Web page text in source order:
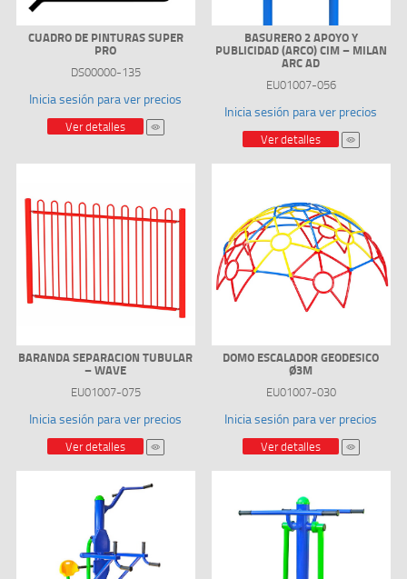
CUADRO DE PINTURAS SUPER
PRO
DS00000-135
Inicia sesión para ver precios
Ver detalles
BASURERO 2 APOYO Y
PUBLICIDAD (ARCO) CIM – MILAN
ARC AD
EU01007-056
Inicia sesión para ver precios
Ver detalles
BARANDA SEPARACION TUBULAR
– WAVE
EU01007-075
Inicia sesión para ver precios
Ver detalles
DOMO ESCALADOR GEODESICO
Ø3M
EU01007-030
Inicia sesión para ver precios
Ver detalles